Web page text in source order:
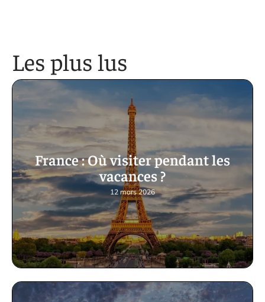
Les plus lus
France : Où visiter pendant les
vacances ?
12 mars 2026